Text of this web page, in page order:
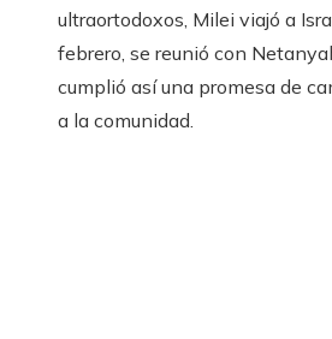
ultraortodoxos, Milei viajó a
febrero, se reunió con
cumplió así una promesa de
a la comunidad.